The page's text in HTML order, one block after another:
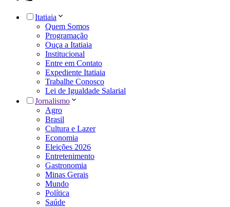
Itatiaia
Quem Somos
Programação
Ouça a Itatiaia
Institucional
Entre em Contato
Expediente Itatiaia
Trabalhe Conosco
Lei de Igualdade Salarial
Jornalismo
Agro
Brasil
Cultura e Lazer
Economia
Eleições 2026
Entretenimento
Gastronomia
Minas Gerais
Mundo
Política
Saúde